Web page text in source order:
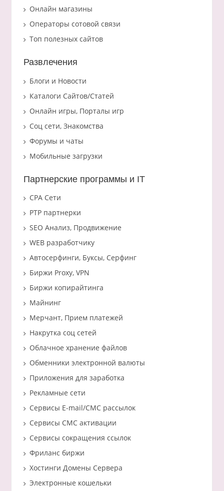
Онлайн магазины
Операторы сотовой связи
Топ полезных сайтов
Развлечения
Блоги и Новости
Каталоги Сайтов/Статей
Онлайн игры, Порталы игр
Соц сети, Знакомства
Форумы и чаты
Мобильные загрузки
Партнерские программы и IT
CPA Сети
PTP партнерки
SEO Анализ, Продвижение
WEB разработчику
Автосерфинги, Буксы, Серфинг
Биржи Proxy, VPN
Биржи копирайтинга
Майнинг
Мерчант, Прием платежей
Накрутка соц сетей
Облачное хранение файлов
Обменники электронной валюты
Приложения для заработка
Рекламные сети
Сервисы E-mail/СМС рассылок
Сервисы СМС активации
Сервисы сокращения ссылок
Фриланс биржи
Хостинги Домены Сервера
Электронные кошельки